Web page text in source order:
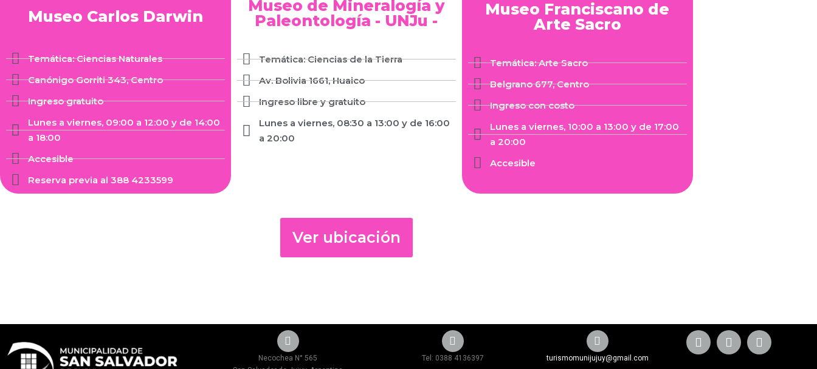
Museo Carlos Darwin
Temática: Ciencias Naturales
Canónigo Gorriti 343, Centro
Ingreso gratuito
Lunes a viernes, 09:00 a 12:00 y de 14:00
a 18:00
Accesible
Reserva previa al 388 4233599
Museo de Mineralogía y
Paleontología - UNJu -
Temática: Ciencias de la Tierra
Av. Bolivia 1661, Huaico
Ingreso libre y gratuito
Lunes a viernes, 08:30 a 13:00 y de 16:00
a 20:00
Museo Franciscano de
Arte Sacro
Temática: Arte Sacro
Belgrano 677, Centro
Ingreso con costo
Lunes a viernes, 10:00 a 13:00 y de 17:00
a 20:00
Accesible
Ver ubicación
Necochea N° 565
Tel: 0388 4136397 turismomunijujuy@gmail.com